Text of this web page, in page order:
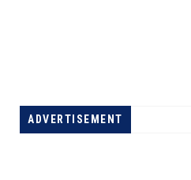
ADVERTISEMENT